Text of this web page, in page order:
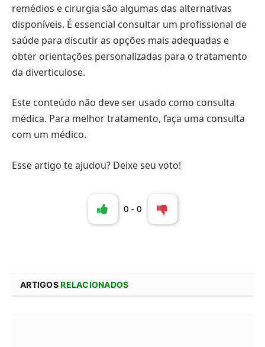
remédios e cirurgia são algumas das alternativas
disponíveis. É essencial consultar um profissional de
saúde para discutir as opções mais adequadas e
obter orientações personalizadas para o tratamento
da diverticulose.
Este conteúdo não deve ser usado como consulta
médica. Para melhor tratamento, faça uma consulta
com um médico.
Esse artigo te ajudou? Deixe seu voto!
0 - 0
ARTIGOSRELACIONADOS